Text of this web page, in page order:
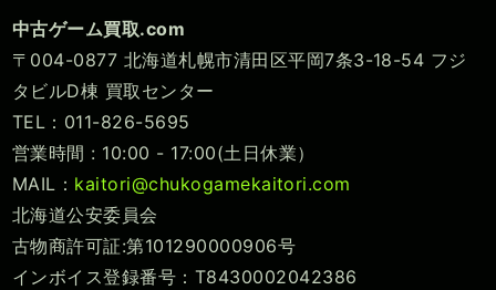
中古ゲーム買取.com
〒004-0877 北海道札幌市清田区平岡7条3-18-54 フジ
タビルD棟 買取センター
TEL：011-826-5695
営業時間 : 10:00 - 17:00(土日休業）
MAIL： kaitori@chukogamekaitori.com
北海道公安委員会
古物商許可証:第101290000906号
インボイス登録番号：T8430002042386